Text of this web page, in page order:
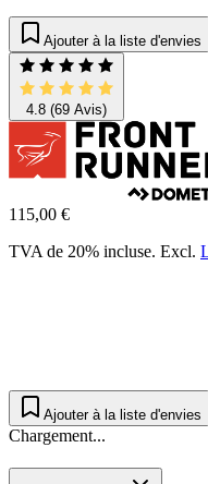
Ajouter à la liste d'envies
4.8 (69 Avis)
115,00 €
TVA de 20% incluse. Excl.
Ajouter à la liste d'envies
Chargement...